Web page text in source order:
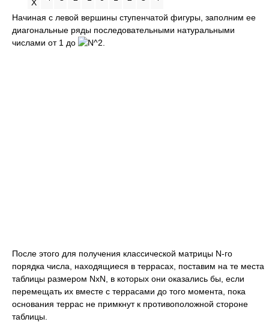
Начиная с левой вершины ступенчатой фигуры, заполним ее
диагональные ряды последовательными натуральными
числами от 1 до
После этого для получения классической матрицы N-го
порядка числа, находящиеся в террасах, поставим на те места
таблицы размером NxN, в которых они оказались бы, если
перемещать их вместе с террасами до того момента, пока
основания террас не примкнут к противоположной стороне
таблицы.